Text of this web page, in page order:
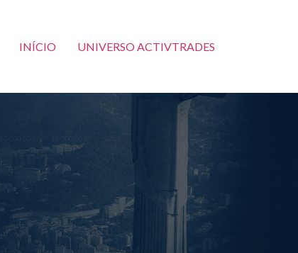
INÍCIO UNIVERSO ACTIVTRADES